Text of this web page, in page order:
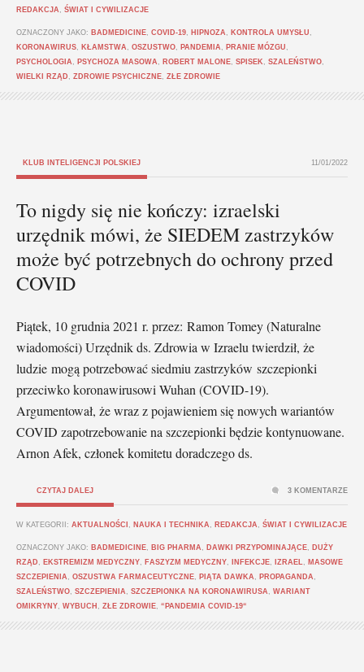
REDAKCJA
ŚWIAT I CYWILIZACJE
OZNACZONY JAKO: BADMEDICINE COVID-19 HIPNOZA KONTROLA UMYSŁU
KORONAWIRUS
KŁAMSTWA OSZUSTWO PANDEMIA PRANIE MÓZGU
PSYCHOLOGIA
PSYCHOZA MASOWA ROBERT MALONE SPISEK SZALEŃSTWO
WIELKI RZĄD
ZDROWIE PSYCHICZNE ZŁE ZDROWIE
KLUB INTELIGENCJI POLSKIEJ 11/01/2022
To nigdy się nie kończy: izraelski
urzędnik mówi, że SIEDEM zastrzyków
może być potrzebnych do ochrony przed
COVID
Piątek, 10 grudnia 2021 r. przez: Ramon Tomey (Naturalne
wiadomości) Urzędnik ds. Zdrowia w Izraelu twierdził, że
ludzie mogą potrzebować siedmiu zastrzyków szczepionki
przeciwko koronawirusowi Wuhan (COVID-19).
Argumentował, że wraz z pojawieniem się nowych wariantów
COVID zapotrzebowanie na szczepionki będzie kontynuowane.
Arnon Afek, członek komitetu doradczego ds.
CZYTAJ DALEJ
W KATEGORII: AKTUALNOŚCI NAUKA I TECHNIKA REDAKCJA ŚWIAT I CYWILIZACJE
OZNACZONY JAKO: BADMEDICINE BIG PHARMA DAWKI PRZYPOMINAJĄCE
DUŻY
RZĄD
EKSTREMIZM MEDYCZNY FASZYZM MEDYCZNY INFEKCJE IZRAEL
MASOWE
SZCZEPIENIA
OSZUSTWA FARMACEUTYCZNE PIĄTA DAWKA PROPAGANDA
SZALEŃSTWO SZCZEPIENIA SZCZEPIONKA NA KORONAWIRUSA
WARIANT
OMIKRYNY WYBUCH ZŁE ZDROWIE “PANDEMIA COVID-19“
3 KOMENTARZE